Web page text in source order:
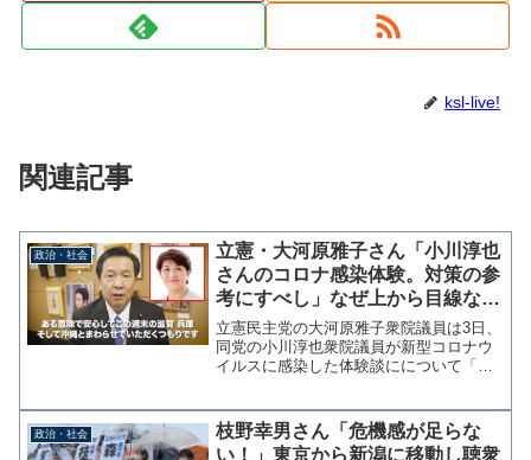
ksl-live!
関連記事
政治・社会
立憲・大河原雅子さん「小川淳也
さんのコロナ感染体験。対策の参
考にすべし」なぜ上から目線なの
か？
立憲民主党の大河原雅子衆院議員は3日、
同党の小川淳也衆院議員が新型コロナウ
イルスに感染した体験談にについて「対
場だと思っているのだろうか？小川淳也
さんのコロナ感染体験。...
政治・社会
枝野幸男さん「危機感が足らな
い！」東京から新潟に移動し聴衆